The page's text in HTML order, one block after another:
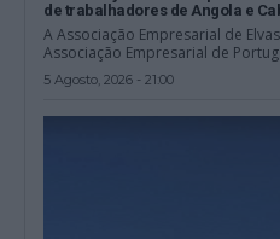
de trabalhadores de Angola e
A Associação Empresarial de
Associação Empresarial de
5 Agosto, 2026 - 21:00